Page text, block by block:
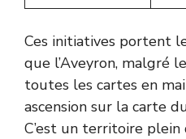
Ces initiatives portent
que l’Aveyron, malgré
toutes les cartes en
ascension sur la carte
C’est un territoire plein